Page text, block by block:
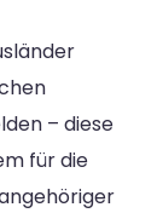
– diese
für die